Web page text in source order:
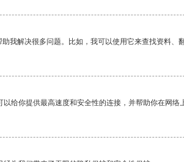
我解决很多问题。比如，我可以使用它来查找资料、
给你提供最高速度和安全性的连接，并帮助你在网络